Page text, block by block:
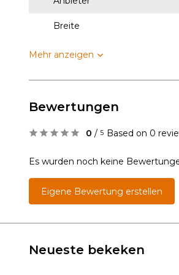
Breite
Mehr anzeigen
Bewertungen
0 / 5 Based on 0
Es wurden noch keine
Eigene Bewertung erstellen
Neueste bekeken